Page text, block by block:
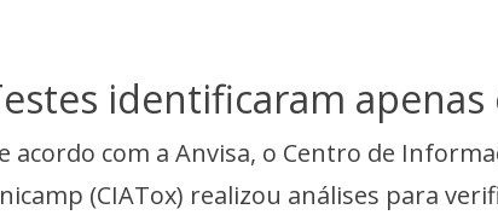
identificaram
acordo com a Anvisa, o Centro de
(CIATox) realizou análises para